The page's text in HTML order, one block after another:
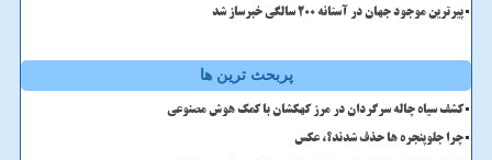
پیرترین موجود جهان در آستانه ۲۰۰ سالگی خبرساز شد
پربحث ترین ها
کشف سیاه چاله سرگردان در مرز کهکشان با کمک هوش مصنوعی
چرا جلوپنجره ها حذف شدند؟، عکس